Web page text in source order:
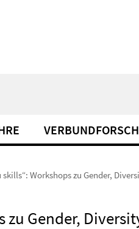
skills“: Workshops zu Gender,
zu Gender,